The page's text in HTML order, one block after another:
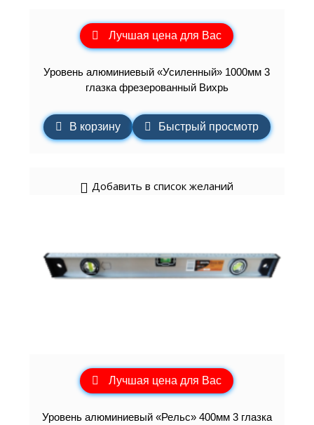
Лучшая цена для Вас
Уровень алюминиевый «Усиленный» 1000мм 3
глазка фрезерованный Вихрь
В корзину Быстрый просмотр
Добавить в список желаний
Лучшая цена для Вас
Уровень алюминиевый «Рельс» 400мм 3 глазка